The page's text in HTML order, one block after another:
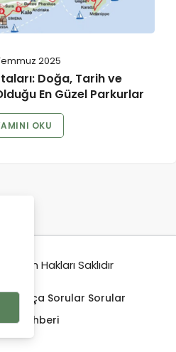
2025
Doğa, Tarih ve
En Güzel Parkurlar
OKU
Tüm Hakları Saklıdır
Sıkça Sorular Sorular
Rehberi